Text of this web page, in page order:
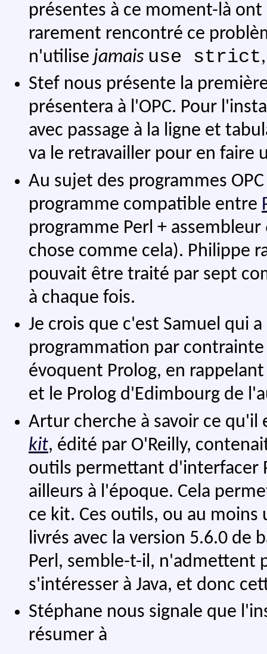
présentes à ce moment-là
rarement rencontré ce
n'utilise jamais use strict
Stef nous présente la
présentera à l'OPC. Pour
avec passage à la ligne et
va le retravailler pour en faire
Au sujet des programmes
programme compatible entre
programme Perl +
chose comme cela). Philippe
pouvait être traité par sept
à chaque fois.
Je crois que c'est Samuel qui
programmation par contrainte
évoquent Prolog, en
et le Prolog d'Edimbourg de
Artur cherche à savoir ce qu'il
kit, édité par O'Reilly,
outils permettant d'interfacer
ailleurs à l'époque. Cela
ce kit. Ces outils, ou au
livrés avec la version 5.6.0 de
Perl, semble-t-il, n'admettent
s'intéresser à Java, et donc
Stéphane nous signale que
résumer à